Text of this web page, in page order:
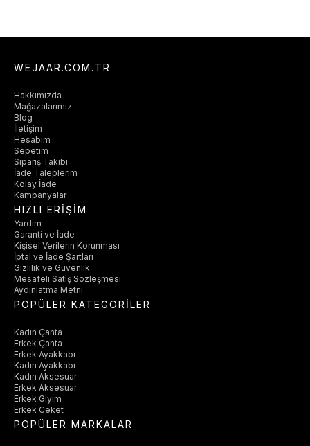
WEJAAR.COM.TR
Hakkımızda
Mağazalarımız
Blog
İletişim
Hesabım
Sepetim
Sipariş Takibi
İade Taleplerim
Kolay İade
Kampanyalar
HIZLI ERİŞİM
Yardım
Garanti ve İade
Kişisel Verilerin Korunması
İptal ve İade Şartları
Gizlilik ve Güvenlik
Mesafeli Satış Sözleşmesi
Aydınlatma Metni
POPÜLER KATEGORİLER
Kadın Çanta
Erkek Çanta
Erkek Ayakkabı
Kadın Ayakkabı
Kadın Aksesuar
Erkek Aksesuar
Erkek Giyim
Erkek Ceket
POPÜLER MARKALAR